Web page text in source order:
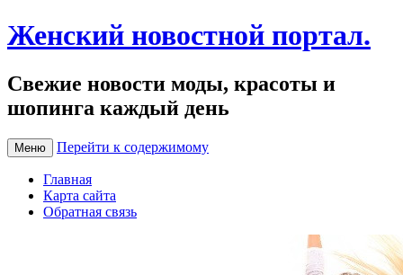
Женский новостной портал.
Свежие новости моды, красоты и
шопинга каждый день
Меню Перейти к содержимому
Главная
Карта сайта
Обратная связь